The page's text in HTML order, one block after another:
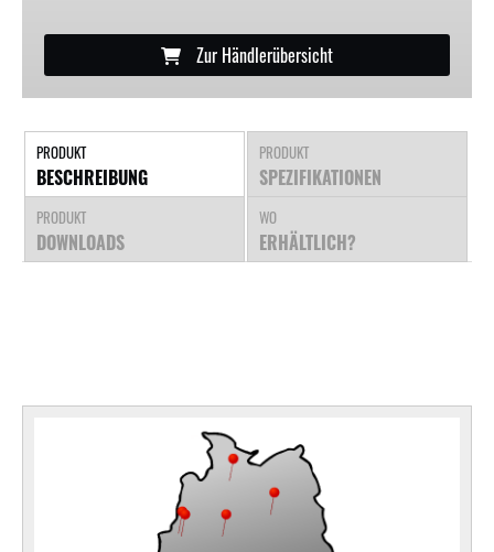
Zur Händlerübersicht
PRODUKT
BESCHREIBUNG
PRODUKT
SPEZIFIKATIONEN
PRODUKT
DOWNLOADS
WO
ERHÄLTLICH?